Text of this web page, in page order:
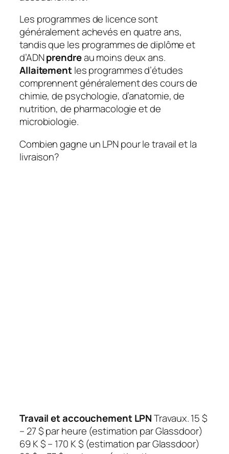
Les programmes de licence sont
généralement achevés en quatre ans,
tandis que les programmes de diplôme et
d’ADNprendreau moins deux ans.
Allaitementles programmes d’études
comprennent généralement des cours de
chimie, de psychologie, d’anatomie, de
nutrition, de pharmacologie et de
microbiologie.
Combien gagne un LPN pour le travail et la
livraison?
Travail et accouchement LPNTravaux. 15 $
– 27 $ par heure (estimation par Glassdoor)
69 K $ – 170 K $ (estimation par Glassdoor)